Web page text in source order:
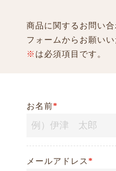
商品に関するお問い
フォームからお願いい
※ は必須項目です。
お名前*
メールアドレス *